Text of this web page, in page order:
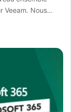
Veeam. Nous…